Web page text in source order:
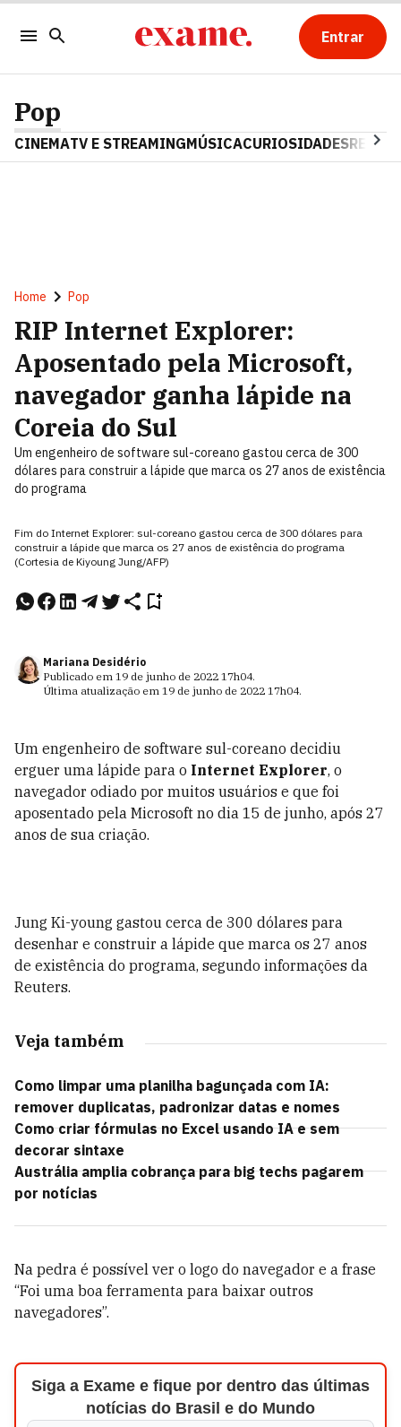
Entrar
Pop
CINEMATV E STREAMINGMÚSICACURIOSIDADES
Home Pop
RIP Internet Explorer:
Aposentado pela Microsoft,
navegador ganha lápide na
Coreia do Sul
Um engenheiro de software sul-coreano gastou cerca de 300
dólares para construir a lápide que marca os 27 anos de existência
do programa
Fim do Internet Explorer: sul-coreano gastou cerca de 300 dólares para
construir a lápide que marca os 27 anos de existência do programa
(Cortesia de Kiyoung Jung/AFP)
Mariana Desidério
Publicado em 19 de junho de 2022 17h04.
Última atualização em 19 de junho de 2022 17h04.
Um engenheiro de software sul-coreano decidiu
erguer uma lápide para o Internet Explorer, o
navegador odiado por muitos usuários e que foi
aposentado pela Microsoft no dia 15 de junho, após 27
anos de sua criação.
Jung Ki-young gastou cerca de 300 dólares para
desenhar e construir a lápide que marca os 27 anos
de existência do programa, segundo informações da
Reuters.
Veja também
Como limpar uma planilha bagunçada com IA:
remover duplicatas, padronizar datas e nomes
Como criar fórmulas no Excel usando IA e sem
decorar sintaxe
Austrália amplia cobrança para big techs pagarem
por notícias
Na pedra é possível ver o logo do navegador e a frase
“Foi uma boa ferramenta para baixar outros
navegadores”.
Siga a Exame e fique por dentro das últimas
notícias do Brasil e do Mundo